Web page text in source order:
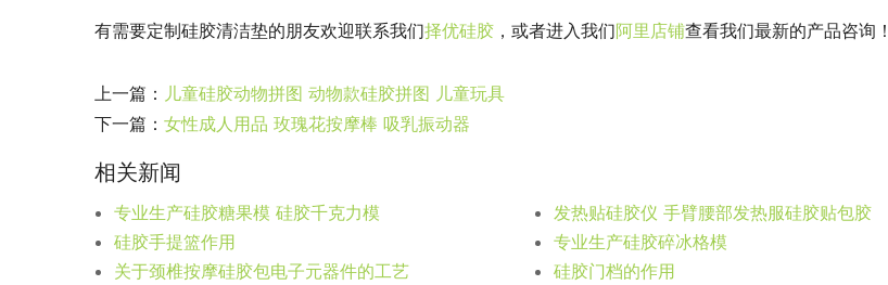
有需要定制硅胶清洁垫的朋友欢迎联系我们择优硅胶 ，或者进入我们阿里店铺查看我们最新的产品咨询！
上一篇： 儿童硅胶动物拼图 动物款硅胶拼图 儿童玩具
下一篇： 女性成人用品 玫瑰花按摩棒 吸乳振动器
相关新闻
专业生产硅胶糖果模 硅胶千克力模
发热贴硅胶仪 手臂腰部发热服硅胶贴包胶
硅胶手提篮作用
专业生产硅胶碎冰格模
关于颈椎按摩硅胶包电子元器件的工艺
硅胶门档的作用